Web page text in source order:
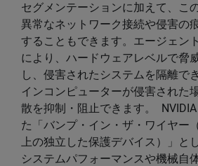
セグメンテーションに加えて、こ
異常なネットワーク接続や侵害の
することもできます。エージェン
により、ハードウェアレベルで脅
し、侵害されたシステムを隔離で
インコンピューターが侵害された
散を抑制・阻止できます。
た「バンプ・イン・ザ・ワイヤー
上の独立した保護デバイス）」と
システムパフォーマンスや機械自